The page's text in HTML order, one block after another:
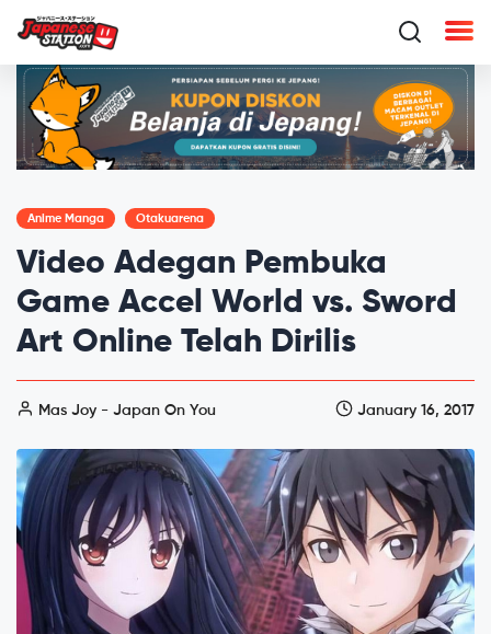
Anime Manga Otakuarena
Video Adegan Pembuka
Game Accel World vs. Sword
Art Online Telah Dirilis
Mas Joy - Japan On You January 16, 2017